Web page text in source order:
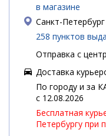
в магазине
Санкт-Петербург
258 пунктов
Отправка с
Доставка
По городу и за
c 12.08.2026
Бесплатная
Петербургу при